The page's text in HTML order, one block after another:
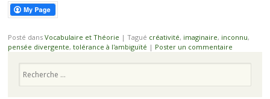
Posté dans Vocabulaire et Théorie | Tagué créativité, imaginaire, inconnu,
pensée divergente, tolérance à l'ambiguïté | Poster un commentaire